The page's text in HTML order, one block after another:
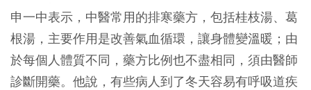
申一中表示，中醫常用的排寒藥方，包括桂枝湯、葛
根湯，主要作用是改善氣血循環，讓身體變溫暖；由
於每個人體質不同，藥方比例也不盡相同，須由醫師
診斷開藥。他說，有些病人到了冬天容易有呼吸道疾